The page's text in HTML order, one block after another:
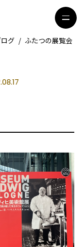
グ / ふたつの展覧会